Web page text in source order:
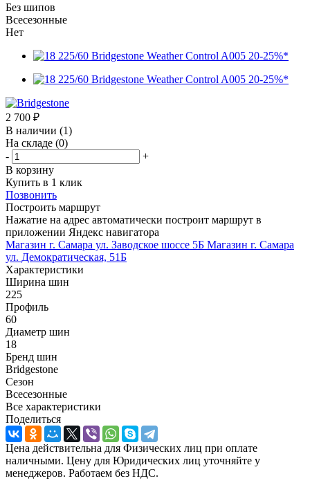
Без шипов
Всесезонные
Нет
2 700 ₽
В наличии (1)
На складе (0)
-
+
В корзину
Купить в 1 клик
Позвонить
Построить маршрут
Нажатие на адрес автоматически построит маршрут в
приложении Яндекс навигатора
Магазин г. Самара ул. Заводское шоссе 5Б Магазин г. Самара
ул. Демократическая, 51Б
Характеристики
Ширина шин
225
Профиль
60
Диаметр шин
18
Бренд шин
Bridgestone
Сезон
Всесезонные
Все характеристики
Поделиться
Цена действительна для Физических лиц при оплате
наличными. Цену для Юридических лиц уточняйте у
менеджеров. Работаем без НДС.